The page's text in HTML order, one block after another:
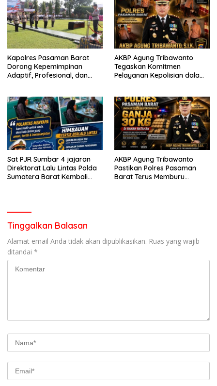
Berkendara
Kapolres Pasaman Barat
Dorong Kepemimpinan
Adaptif, Profesional, dan
AKBP Agung Tribawanto
Tegaskan Komitmen
Pelayanan Kepolisian dalam
Pasaman
Sat PJR Sumbar 4 jajaran
Direktorat Lalu Lintas Polda
Sumatera Barat Kembali
AKBP Agung Tribawanto
Pastikan Polres Pasaman
Barat Terus Memburu
Tinggalkan Balasan
Alamat email Anda tidak akan dipublikasikan. Ruas yang wajib
ditandai *